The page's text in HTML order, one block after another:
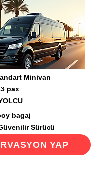
Minivan
pax
bagaj
Sürücü
YAP